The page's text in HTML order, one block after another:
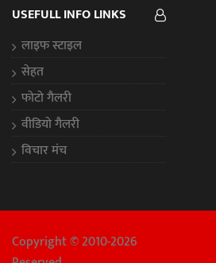
USEFULL INFO LINKS
लाइफ स्टाइल
सेहत
फोटो गैलरी
वीडियो गैलरी
विचार मंच
Copyright © 2010-2026